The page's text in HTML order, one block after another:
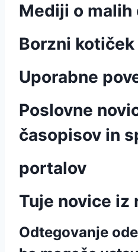
Mediji o
Borzni kotiček
Uporabne
Poslovne
časopisov in
portalov
Tuje novice iz
Odtegovanje